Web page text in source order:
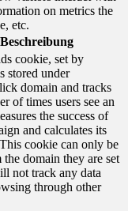
on metrics the
etc.
Beschreibung
cookie, set by
stored under
domain and tracks
of times users see an
the success of
and calculates its
cookie can only be
the domain they are set
not track any data
through other